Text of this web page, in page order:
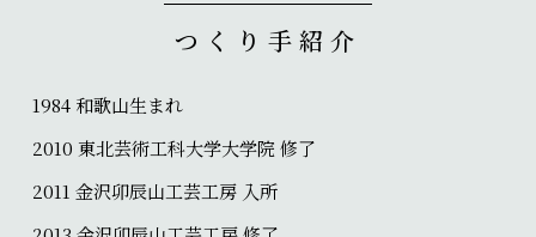
つくり手紹介
1984 和歌山生まれ
2010 東北芸術工科大学大学院 修了
2011 金沢卯辰山工芸工房 入所